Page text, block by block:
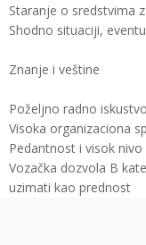
Staranje o sredstvima
Shodno situaciji,
Znanje i veštine
Poželjno radno
Visoka organizaciona
Pedantnost i visok
Vozačka dozvola B
uzimati kao prednost